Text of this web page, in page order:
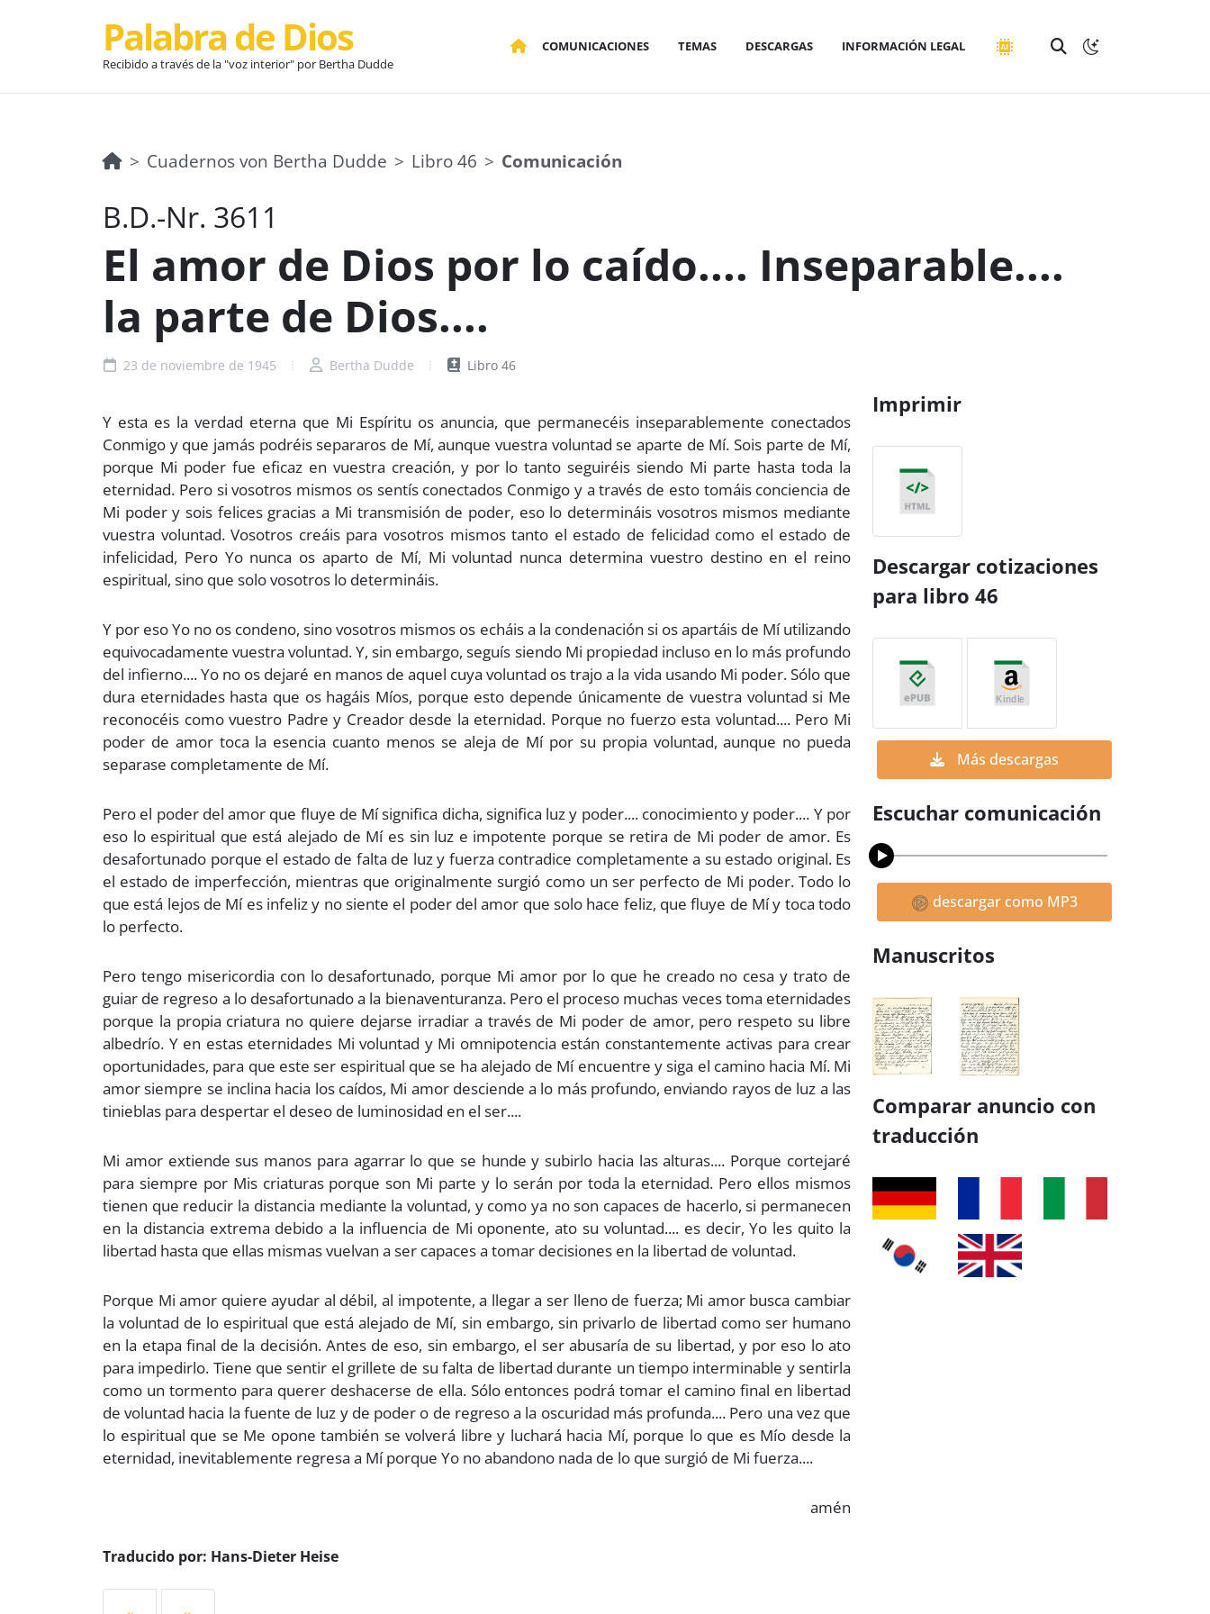
Palabra de Dios
Recibido a través de la "voz interior" por Bertha Dudde
COMUNICACIONES TEMAS DESCARGAS INFORMACIÓN LEGAL
Cuadernos von Bertha Dudde Libro 46 Comunicación
B.D.-Nr. 3611
El amor de Dios por lo caído.... Inseparable....
la parte de Dios....
23 de noviembre de 1945 Bertha Dudde Libro 46
Y esta es la verdad eterna que Mi Espíritu os anuncia, que permanecéis inseparablemente conectados
Conmigo y que jamás podréis separaros de Mí, aunque vuestra voluntad se aparte de Mí. Sois parte de Mí,
porque Mi poder fue eficaz en vuestra creación, y por lo tanto seguiréis siendo Mi parte hasta toda la
eternidad. Pero si vosotros mismos os sentís conectados Conmigo y a través de esto tomáis conciencia de
Mi poder y sois felices gracias a Mi transmisión de poder, eso lo determináis vosotros mismos mediante
vuestra voluntad. Vosotros creáis para vosotros mismos tanto el estado de felicidad como el estado de
infelicidad, Pero Yo nunca os aparto de Mí, Mi voluntad nunca determina vuestro destino en el reino
espiritual, sino que solo vosotros lo determináis.
Y por eso Yo no os condeno, sino vosotros mismos os echáis a la condenación si os apartáis de Mí utilizando
equivocadamente vuestra voluntad. Y, sin embargo, seguís siendo Mi propiedad incluso en lo más profundo
del infierno.... Yo no os dejaré en manos de aquel cuya voluntad os trajo a la vida usando Mi poder. Sólo que
dura eternidades hasta que os hagáis Míos, porque esto depende únicamente de vuestra voluntad si Me
reconocéis como vuestro Padre y Creador desde la eternidad. Porque no fuerzo esta voluntad.... Pero Mi
poder de amor toca la esencia cuanto menos se aleja de Mí por su propia voluntad, aunque no pueda
separase completamente de Mí.
Pero el poder del amor que fluye de Mí significa dicha, significa luz y poder.... conocimiento y poder.... Y por
eso lo espiritual que está alejado de Mí es sin luz e impotente porque se retira de Mi poder de amor. Es
desafortunado porque el estado de falta de luz y fuerza contradice completamente a su estado original. Es
el estado de imperfección, mientras que originalmente surgió como un ser perfecto de Mi poder. Todo lo
que está lejos de Mí es infeliz y no siente el poder del amor que solo hace feliz, que fluye de Mí y toca todo
lo perfecto.
Pero tengo misericordia con lo desafortunado, porque Mi amor por lo que he creado no cesa y trato de
guiar de regreso a lo desafortunado a la bienaventuranza. Pero el proceso muchas veces toma eternidades
porque la propia criatura no quiere dejarse irradiar a través de Mi poder de amor, pero respeto su libre
albedrío. Y en estas eternidades Mi voluntad y Mi omnipotencia están constantemente activas para crear
oportunidades, para que este ser espiritual que se ha alejado de Mí encuentre y siga el camino hacia Mí. Mi
amor siempre se inclina hacia los caídos, Mi amor desciende a lo más profundo, enviando rayos de luz a las
tinieblas para despertar el deseo de luminosidad en el ser....
Mi amor extiende sus manos para agarrar lo que se hunde y subirlo hacia las alturas.... Porque cortejaré
para siempre por Mis criaturas porque son Mi parte y lo serán por toda la eternidad. Pero ellos mismos
tienen que reducir la distancia mediante la voluntad, y como ya no son capaces de hacerlo, si permanecen
en la distancia extrema debido a la influencia de Mi oponente, ato su voluntad.... es decir, Yo les quito la
libertad hasta que ellas mismas vuelvan a ser capaces a tomar decisiones en la libertad de voluntad.
Porque Mi amor quiere ayudar al débil, al impotente, a llegar a ser lleno de fuerza; Mi amor busca cambiar
la voluntad de lo espiritual que está alejado de Mí, sin embargo, sin privarlo de libertad como ser humano
en la etapa final de la decisión. Antes de eso, sin embargo, el ser abusaría de su libertad, y por eso lo ato
para impedirlo. Tiene que sentir el grillete de su falta de libertad durante un tiempo interminable y sentirla
como un tormento para querer deshacerse de ella. Sólo entonces podrá tomar el camino final en libertad
de voluntad hacia la fuente de luz y de poder o de regreso a la oscuridad más profunda.... Pero una vez que
lo espiritual que se Me opone también se volverá libre y luchará hacia Mí, porque lo que es Mío desde la
eternidad, inevitablemente regresa a Mí porque Yo no abandono nada de lo que surgió de Mi fuerza....
amén
Traducido por: Hans-Dieter Heise
Imprimir
Descargar cotizaciones
para libro 46
Más descargas
Escuchar comunicación
descargar como MP3
Manuscritos
Comparar anuncio con
traducción